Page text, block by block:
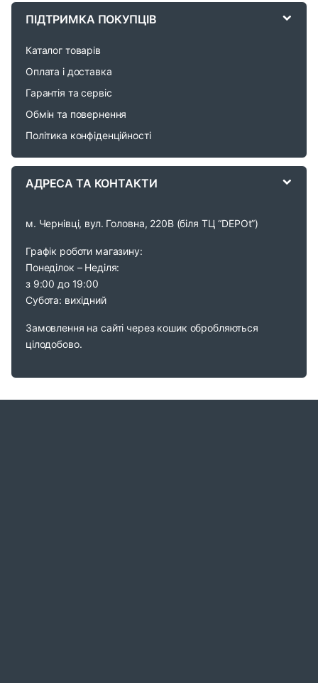
ПІДТРИМКА ПОКУПЦІВ
Каталог товарів
Оплата і доставка
Гарантія та сервіс
Обмін та повернення
Політика конфіденційності
АДРЕСА ТА КОНТАКТИ
м. Чернівці, вул. Головна, 220В (біля ТЦ “DEPOt”)
Графік роботи магазину:
Понеділок – Неділя:
з 9:00 до 19:00
Субота: вихідний
Замовлення на сайті через кошик обробляються
цілодобово.